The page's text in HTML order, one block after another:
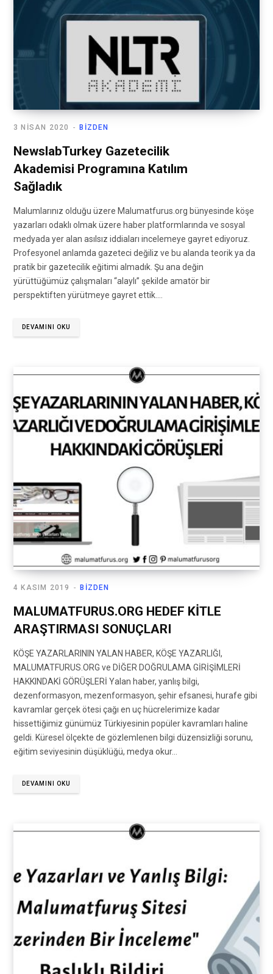
BIZDEN
3 NISAN 2020
NewslabTurkey Gazetecilik
Akademisi Programına Katılım
Sağladık
Malumlarınız olduğu üzere Malumatfurus.org bünyesinde köşe
yazarları odaklı olmak üzere haber platformlarında ve sosyal
medyada yer alan asılsız iddiaları incelemeye gayret ediyoruz.
Profesyonel anlamda gazeteci değiliz ve bu alanda teorik ya da
pratik bir gazetecilik eğitimi almadık. Şu ana değin
yürüttüğümüz çalışmaları “alaylı” şekilde amatör bir
perspektiften yürütmeye gayret ettik.…
DEVAMINI OKU
BIZDEN
4 KASIM 2019
MALUMATFURUS.ORG HEDEF KİTLE
ARAŞTIRMASI SONUÇLARI
KÖŞE YAZARLARININ YALAN HABER, KÖŞE YAZARLIĞI,
MALUMATFURUS.ORG ve DİĞER DOĞRULAMA GİRİŞİMLERİ
HAKKINDAKİ GÖRÜŞLERİ Yalan haber, yanlış bilgi,
dezenformasyon, mezenformasyon, şehir efsanesi, hurafe gibi
kavramlar gerçek ötesi çağı en uç hücrelerimize kadar
hissettiğimiz günümüz Türkiyesinin popüler kavramları haline
geldi. Küresel ölçekte de gözlemlenen bilgi düzensizliği sorunu,
eğitim seviyesinin düşüklüğü, medya okur…
DEVAMINI OKU